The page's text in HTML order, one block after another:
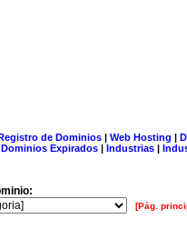
de Dominios| Web Hosting |
Dominios Expirados | Industrias |
[Pág.